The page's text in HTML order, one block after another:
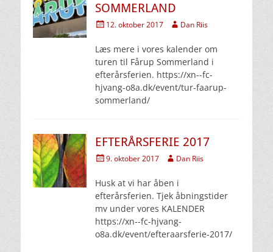
SOMMERLAND
Udgivet
12. oktober 2017 Forfatter
Dan Riis
Læs mere i vores kalender om
turen til Fårup Sommerland i
efterårsferien. https://xn--fc-
hjvang-o8a.dk/event/tur-faarup-
sommerland/
EFTERÅRSFERIE 2017
Udgivet
9. oktober 2017 Forfatter
Dan Riis
Husk at vi har åben i
efterårsferien. Tjek åbningstider
mv under vores KALENDER
https://xn--fc-hjvang-
o8a.dk/event/efteraarsferie-2017/